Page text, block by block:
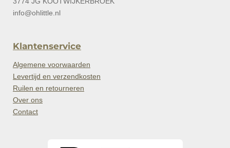
info@ohlittle.nl
Klantenservice
Algemene voorwaarden
Levertijd en verzendkosten
Ruilen en retourneren
Over ons
Contact